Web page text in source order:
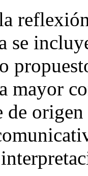
se
mayor
origen